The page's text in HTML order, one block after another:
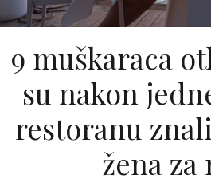
9 muškaraca
su nakon
restoranu
žena za